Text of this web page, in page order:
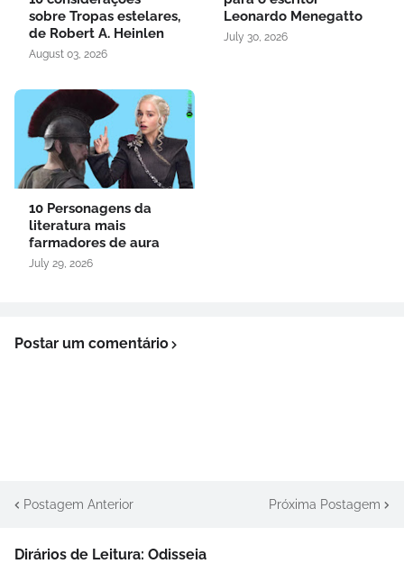
sobre Tropas estelares,
de Robert A. Heinlen
August 03, 2026
Leonardo Menegatto
July 30, 2026
10 Personagens da
literatura mais
farmadores de aura
July 29, 2026
Postar um comentário
Postagem Anterior Próxima Postagem
Dirários de Leitura: Odisseia